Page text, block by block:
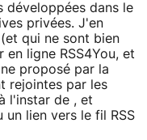
développées dans le
privées. J'en
qui ne sont bien
en ligne RSS4You, et
proposé par la
rejointes par les
l'instar de , et
lien vers le fil RSS